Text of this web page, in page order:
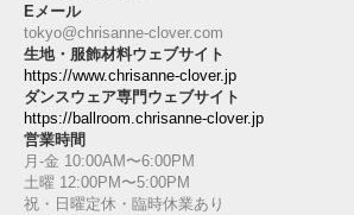
Eメール
tokyo@chrisanne-clover.com
生地・服飾材料ウェブサイト
https://www.chrisanne-clover.jp
ダンスウェア専門ウェブサイト
https://ballroom.chrisanne-clover.jp
営業時間
月-金 10:00AM〜6:00PM
土曜 12:00PM〜5:00PM
祝・日曜定休・臨時休業あり